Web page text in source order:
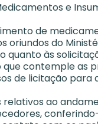
e
de
oriundos do
às
que contemple as
de licitação para
ao